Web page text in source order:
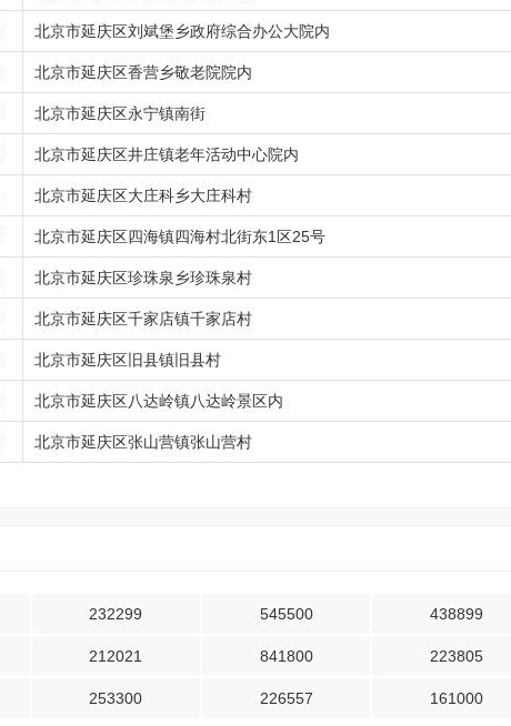
北京市延庆区刘斌堡乡政府综合办公大院内
北京市延庆区香营乡敬老院院内
北京市延庆区永宁镇南街
北京市延庆区井庄镇老年活动中心院内
北京市延庆区大庄科乡大庄科村
北京市延庆区四海镇四海村北街东1区25号
北京市延庆区珍珠泉乡珍珠泉村
北京市延庆区千家店镇千家店村
北京市延庆区旧县镇旧县村
北京市延庆区八达岭镇八达岭景区内
北京市延庆区张山营镇张山营村
232299 545500 438899
212021 841800 223805
253300 226557 161000